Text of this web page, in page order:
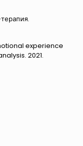
experience
2021.